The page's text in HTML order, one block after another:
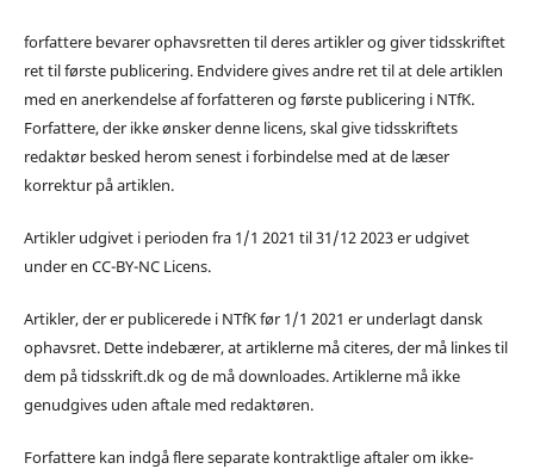
forfattere bevarer ophavsretten til deres artikler og giver tidsskriftet
ret til første publicering. Endvidere gives andre ret til at dele artiklen
med en anerkendelse af forfatteren og første publicering i NTfK.
Forfattere, der ikke ønsker denne licens, skal give tidsskriftets
redaktør besked herom senest i forbindelse med at de læser
korrektur på artiklen.
Artikler udgivet i perioden fra 1/1 2021 til 31/12 2023 er udgivet
under en CC-BY-NC Licens.
Artikler, der er publicerede i NTfK før 1/1 2021 er underlagt dansk
ophavsret. Dette indebærer, at artiklerne må citeres, der må linkes til
dem på tidsskrift.dk og de må downloades. Artiklerne må ikke
genudgives uden aftale med redaktøren.
Forfattere kan indgå flere separate kontraktlige aftaler om ikke-